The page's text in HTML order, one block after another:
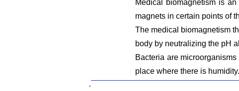
Medical biomagnetism is
magnets in certain points of
The medical biomagnetism
body by neutralizing the pH
Bacteria are
place where there is